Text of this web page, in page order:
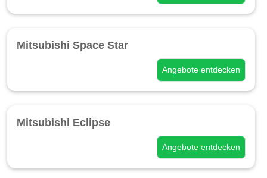
Mitsubishi Space Star
Angebote entdecken
Mitsubishi Eclipse
Angebote entdecken